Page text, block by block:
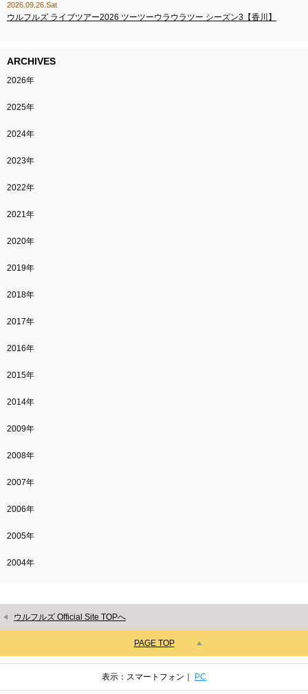
2026.09.26.Sat
ウルフルズ ライブツアー2026 ツーツーウラウラツー シーズン3【香川】
ARCHIVES
2026年
2025年
2024年
2023年
2022年
2021年
2020年
2019年
2018年
2017年
2016年
2015年
2014年
2009年
2008年
2007年
2006年
2005年
2004年
ウルフルズ Official Site TOPへ
PAGE TOP
表示：スマートフォン｜ PC